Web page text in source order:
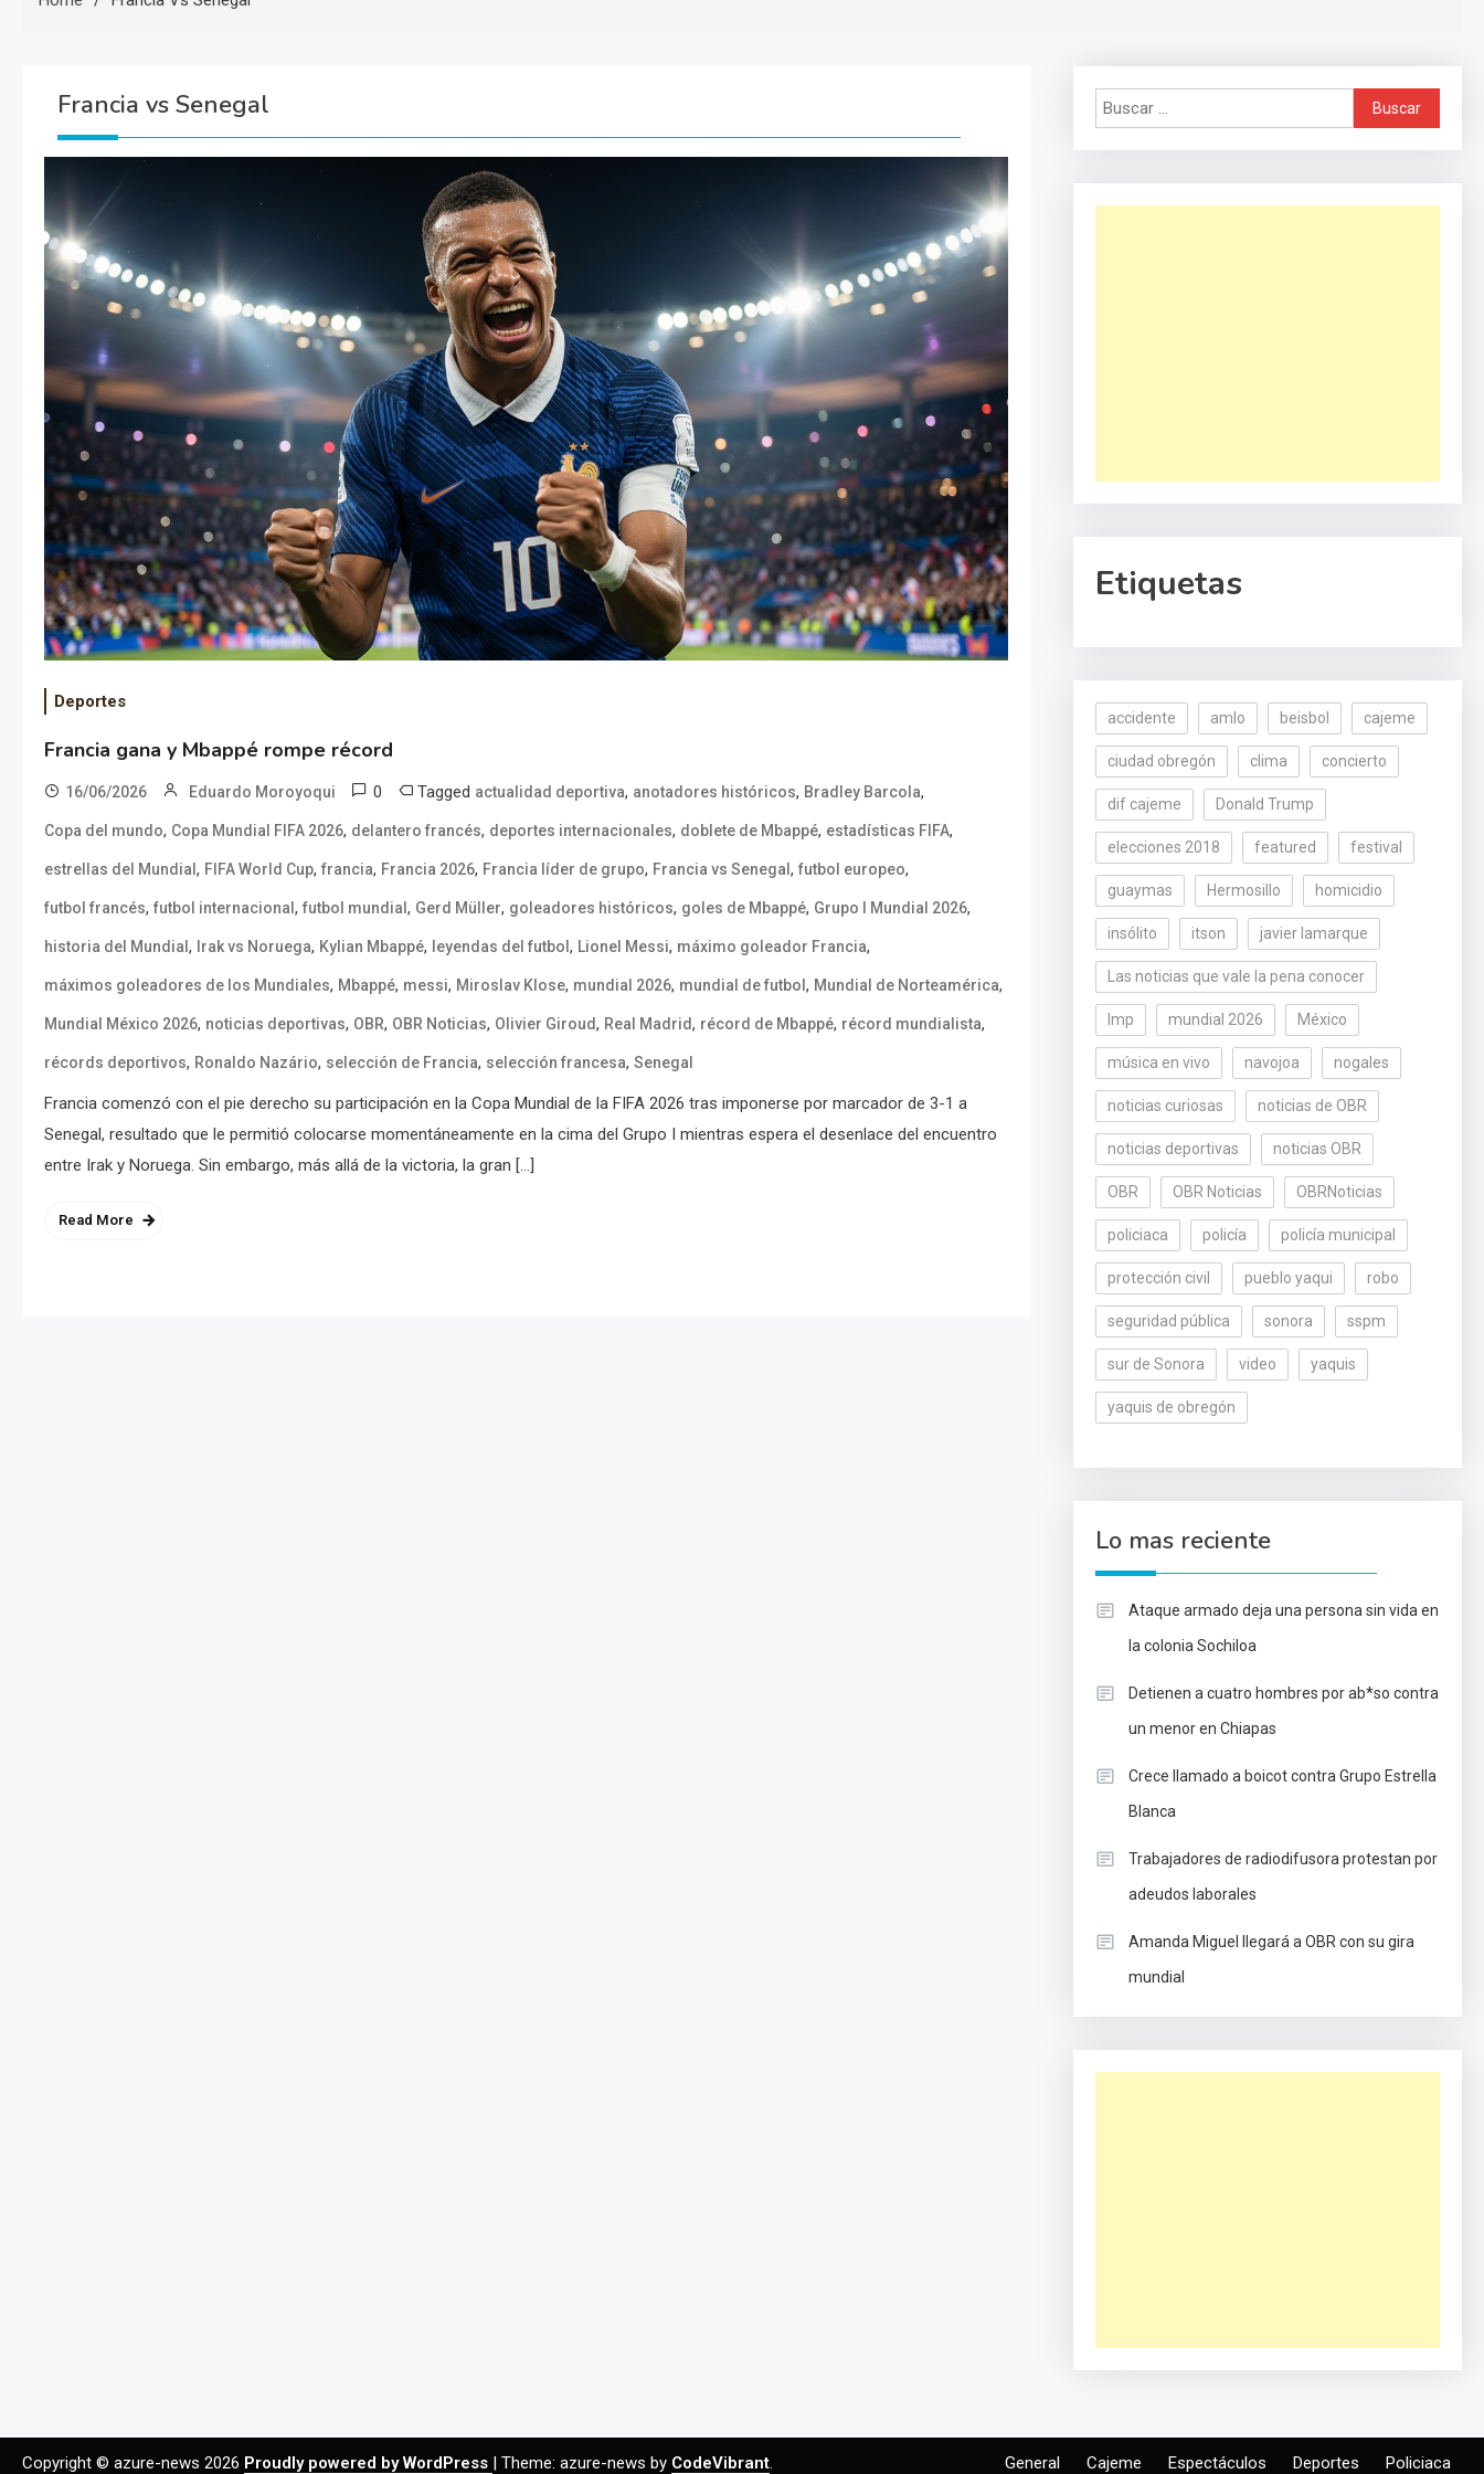
Francia vs Senegal
Deportes
Francia gana y Mbappé rompe récord
16/06/2026 Eduardo Moroyoqui 0 Tagged actualidad deportiva, anotadores históricos, Bradley Barcola,
Copa del mundo, Copa Mundial FIFA 2026, delantero francés, deportes internacionales, doblete de Mbappé, estadísticas FIFA,
estrellas del Mundial , FIFA World Cup, francia, Francia 2026, Francia líder de grupo, Francia vs Senegal , futbol europeo,
futbol francés, futbol internacional , futbol mundial , Gerd Müller, goleadores históricos, goles de Mbappé, Grupo I Mundial 2026,
historia del Mundial , Irak vs Noruega, Kylian Mbappé, leyendas del futbol , Lionel Messi, máximo goleador Francia,
máximos goleadores de los Mundiales, Mbappé, messi, Miroslav Klose, mundial 2026, mundial de futbol , Mundial de Norteamérica,
Mundial México 2026, noticias deportivas, OBR, OBR Noticias, Olivier Giroud, Real Madrid, récord de Mbappé, récord mundialista,
récords deportivos, Ronaldo Nazário, selección de Francia, selección francesa, Senegal
Francia comenzó con el pie derecho su participación en la Copa Mundial de la FIFA 2026 tras imponerse por marcador de 3-1 a
Senegal, resultado que le permitió colocarse momentáneamente en la cima del Grupo I mientras espera el desenlace del encuentro
entre Irak y Noruega. Sin embargo, más allá de la victoria, la gran […]
Read More
Buscar:
Etiquetas
accidente amlo beisbol cajeme
ciudad obregón clima concierto
dif cajeme Donald Trump
elecciones 2018 featured festival
guaymas Hermosillo homicidio
insólito itson javier lamarque
Las noticias que vale la pena conocer
lmp mundial 2026 México
música en vivo navojoa nogales
noticias curiosas noticias de OBR
noticias deportivas noticias OBR
OBR OBR Noticias OBRNoticias
policiaca policía policía municipal
protección civil pueblo yaqui robo
seguridad pública sonora sspm
sur de Sonora video yaquis
yaquis de obregón
Lo mas reciente
Ataque armado deja una persona sin vida en
la colonia Sochiloa
Detienen a cuatro hombres por ab*so contra
un menor en Chiapas
Crece llamado a boicot contra Grupo Estrella
Blanca
Trabajadores de radiodifusora protestan por
adeudos laborales
Amanda Miguel llegará a OBR con su gira
mundial
Copyright © azure-news 2026 Proudly powered by WordPress | Theme: azure-news by CodeVibrant. General Cajeme Espectáculos Deportes Policiaca